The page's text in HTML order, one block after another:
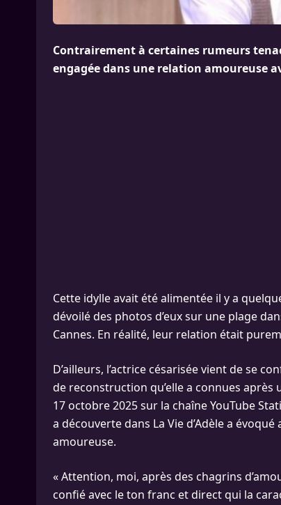
Contrairement à certaines rumeurs
engagée dans une relation amoureuse
Cette idylle avait été alimentée il y a
dévoilé des photos d’eux sur une plage
Cannes. En réalité, leur relation était
D’ailleurs, l’actrice césarisée vient de se
de reconstruction qu’elle a connues
17 octobre 2025 sur la chaîne YouTube
a découverte dans La Vie d’Adèle a
amoureuse.
« Attention, moi, après des chagrins
confié avec le ton franc et direct qui la